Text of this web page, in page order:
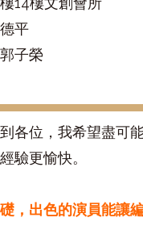
平
子榮
各位，我希望盡可
驗更愉快。
，出色的演員能讓